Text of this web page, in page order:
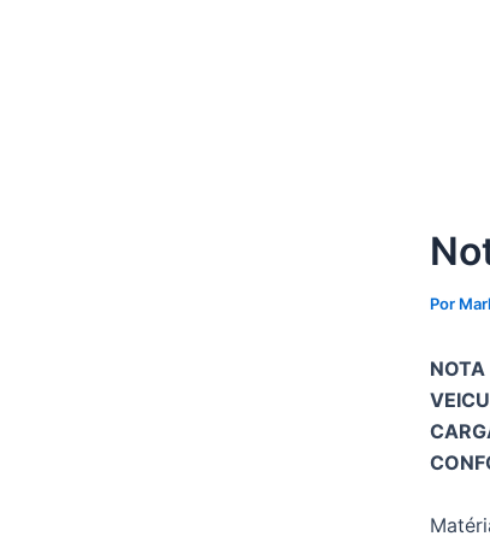
Por
NOTA